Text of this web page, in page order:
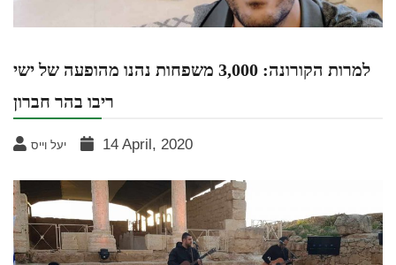
למרות הקורונה: 3,000 משפחות נהנו מהופעה של ישי
ריבו בהר חברון
יעל וייס 14 April, 2020